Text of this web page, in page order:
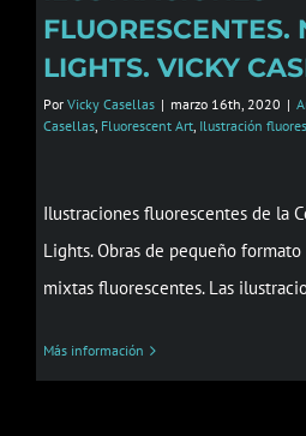
FLUORESCENTES.
LIGHTS. VICKY
Por Vicky Casellas | marzo 16th, 2020 |
Casellas, Fluorescent Art, Ilustración
Ilustraciones fluorescentes de la
Lights. Obras de pequeño
mixtas fluorescentes. Las
Más información